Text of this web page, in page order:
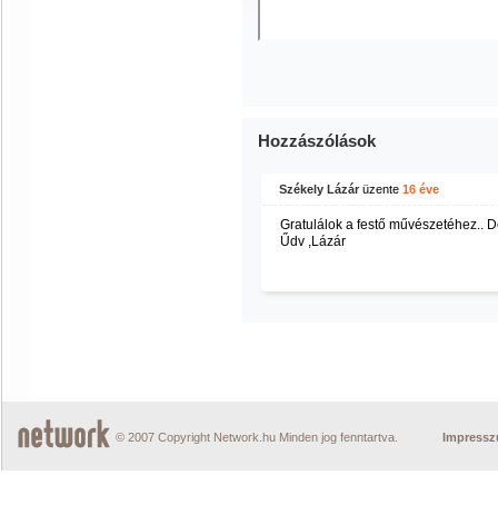
Hozzászólások
Székely Lázár üzente 16 éve
Gratulálok a festő művészetéhez..
Űdv ,Lázár
© 2007 Copyright Network.hu Minden jog fenntartva.